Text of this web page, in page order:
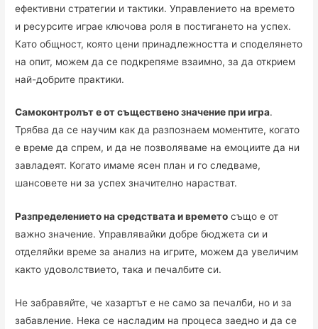
ефективни стратегии и тактики. Управлението на времето
и ресурсите играе ключова роля в постигането на успех.
Като общност, която цени принадлежността и споделянето
на опит, можем да се подкрепяме взаимно, за да открием
най-добрите практики.
Самоконтролът е от съществено значение при игра.
Трябва да се научим как да разпознаем моментите, когато
е време да спрем, и да не позволяваме на емоциите да ни
завладеят. Когато имаме ясен план и го следваме,
шансовете ни за успех значително нарастват.
Разпределението на средствата и времето също е от
важно значение. Управлявайки добре бюджета си и
отделяйки време за анализ на игрите, можем да увеличим
както удоволствието, така и печалбите си.
Не забравяйте, че хазартът е не само за печалби, но и за
забавление. Нека се насладим на процеса заедно и да се